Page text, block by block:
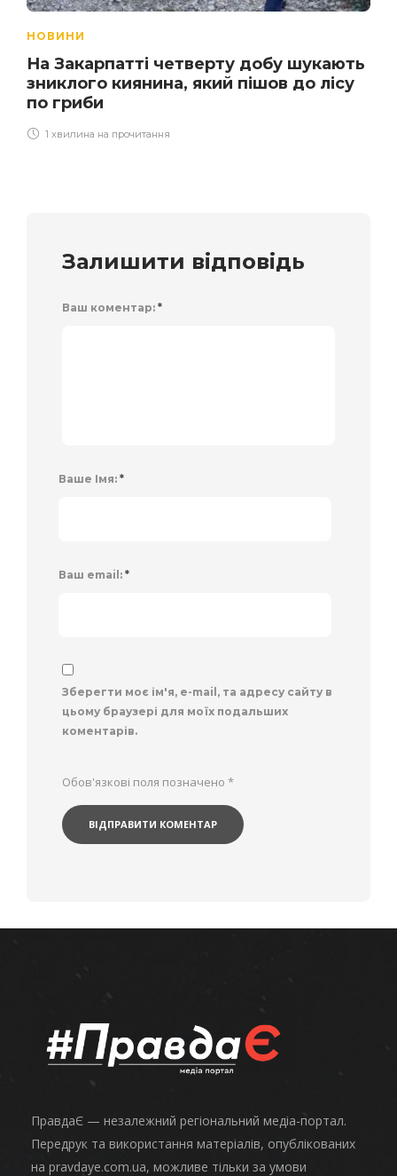
НОВИНИ
На Закарпатті четверту добу шукають
зниклого киянина, який пішов до лісу
по гриби
1 хвилина на прочитання
Залишити відповідь
Ваш коментар: *
Ваше Імя: *
Ваш email: *
Зберегти моє ім'я, e-mail, та адресу сайту в
цьому браузері для моїх подальших
коментарів.
Обов'язкові поля позначено *
ПравдаЄ — незалежний регіональний медіа-портал.
Передрук та використання матеріалів, опублікованих
на pravdaye.com.ua, можливе тільки за умови